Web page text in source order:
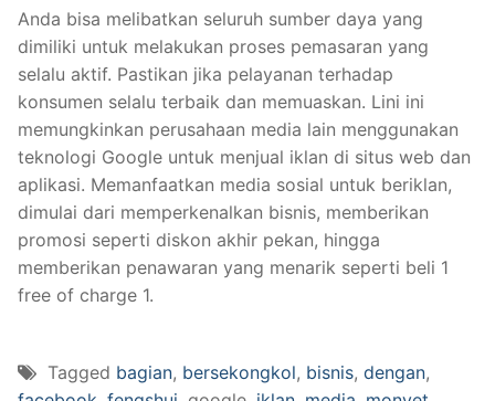
Anda bisa melibatkan seluruh sumber daya yang
dimiliki untuk melakukan proses pemasaran yang
selalu aktif. Pastikan jika pelayanan terhadap
konsumen selalu terbaik dan memuaskan. Lini ini
memungkinkan perusahaan media lain menggunakan
teknologi Google untuk menjual iklan di situs web dan
aplikasi. Memanfaatkan media sosial untuk beriklan,
dimulai dari memperkenalkan bisnis, memberikan
promosi seperti diskon akhir pekan, hingga
memberikan penawaran yang menarik seperti beli 1
free of charge 1.
Tagged bagian, bersekongkol, bisnis, dengan,